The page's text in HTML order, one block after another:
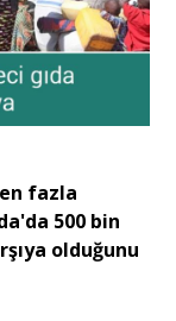
fazla
500 bin
olduğunu